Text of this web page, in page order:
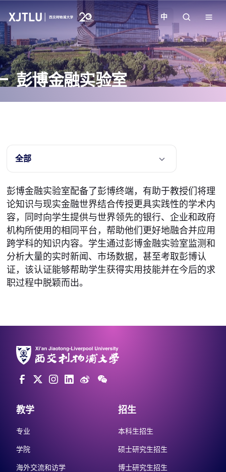
教学
招生
学院
校园生活
关于我们
中
彭博金融实验室
全部
彭博金融实验室配备了彭博终端，有助于教授们将理
论知识与现实金融世界结合传授更具实践性的学术内
容，同时向学生提供与世界领先的银行、企业和政府
机构所使用的相同平台，帮助他们更好地融合并应用
跨学科的知识内容。学生通过彭博金融实验室监测和
分析大量的实时新闻、市场数据，甚至考取彭博认
证，该认证能够帮助学生获得实用技能并在今后的求
职过程中脱颖而出。
教学
专业
学院
海外交流和访学
招生
本科生招生
硕士研究生招生
博士研究生招生